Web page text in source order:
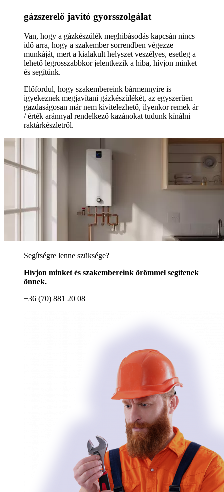
gázszerelő javító gyorsszolgálat
Van, hogy a gázkészülék meghibásodás kapcsán nincs
idő arra, hogy a szakember sorrendben végezze
munkáját, mert a kialakult helyszet veszélyes, esetleg a
lehető legrosszabbkor jelentkezik a hiba, hívjon minket
és segítünk.
Előfordul, hogy szakembereink bármennyire is
igyekeznek megjavítani gázkészülékét, az egyszerűen
gazdaságosan már nem kivitelezhető, ilyenkor remek ár
/ érték aránnyal rendelkező kazánokat tudunk kínálni
raktárkészletről.
Segítségre lenne szüksége?
Hívjon minket és szakembereink örömmel segítenek
önnek.
+36 (70) 881 20 08